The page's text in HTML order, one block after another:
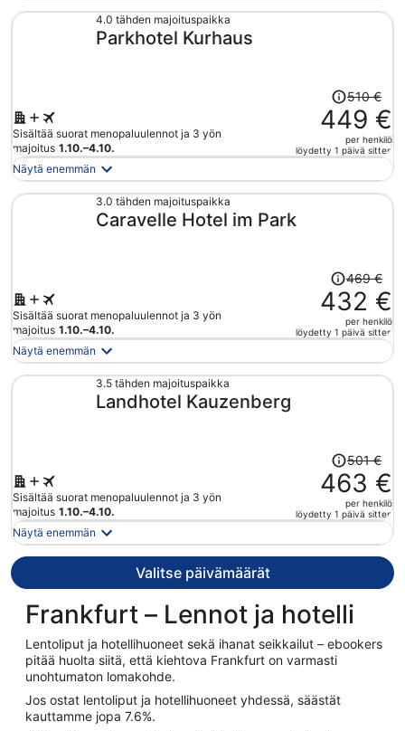
4.0 tähden majoituspaikka
Parkhotel Kurhaus
Sisältää suorat menopaluulennot ja 3 yön
majoitus 1.10.–4.10.
Hinta
oli
510 €,
hinta
nyt
510 €
449 €
per henkilö
löydetty 1 päivä sitten
Näytä enemmän
3.0 tähden majoituspaikka
Caravelle Hotel im Park
Sisältää suorat menopaluulennot ja 3 yön
majoitus 1.10.–4.10.
Hinta
oli
469 €,
hinta
nyt
469 €
432 €
per henkilö
löydetty 1 päivä sitten
Näytä enemmän
3.5 tähden majoituspaikka
Landhotel Kauzenberg
Sisältää suorat menopaluulennot ja 3 yön
majoitus 1.10.–4.10.
Hinta
oli
501 €,
hinta
nyt
henkilö
501 €
463 €
per henkilö
löydetty 1 päivä sitten
Näytä enemmän
Valitse päivämäärät
Frankfurt – Lennot ja hotelli
Lentoliput ja hotellihuoneet sekä ihanat seikkailut – ebookers
pitää huolta siitä, että kiehtova Frankfurt on varmasti
unohtumaton lomakohde.
Jos ostat lentoliput ja hotellihuoneet yhdessä, säästät
kauttamme jopa 7.6%.